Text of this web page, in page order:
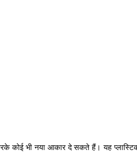
कोई भी नया आकार दे सकते हैं। यह